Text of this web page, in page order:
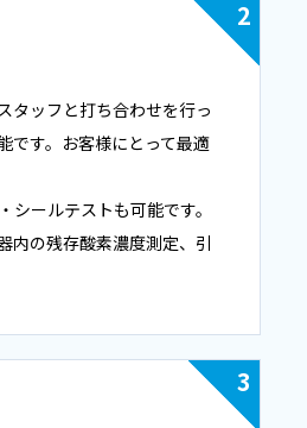
2
タッフと打ち合わせを行っ
です。お客様にとって最適
ールテストも可能です。
内の残存酸素濃度測定、引
3